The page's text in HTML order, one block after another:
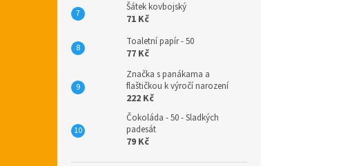
Šátek kovbojský
71 Kč
Toaletní papír - 50
77 Kč
Značka s panákama a
flaštičkou k výročí narození
222 Kč
Čokoláda - 50 - Sladkých
padesát
79 Kč